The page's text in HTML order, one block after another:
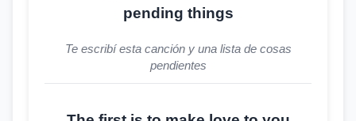
pending things
Te escribí esta canción y una lista de cosas
pendientes